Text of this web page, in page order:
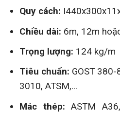
Quy cách:
Chiều dài: 6m, 12m
Trọng lượng: 124 kg/m
Tiêu chuẩn: GOST
3010, ATSM,...
Mác thép: ASTM